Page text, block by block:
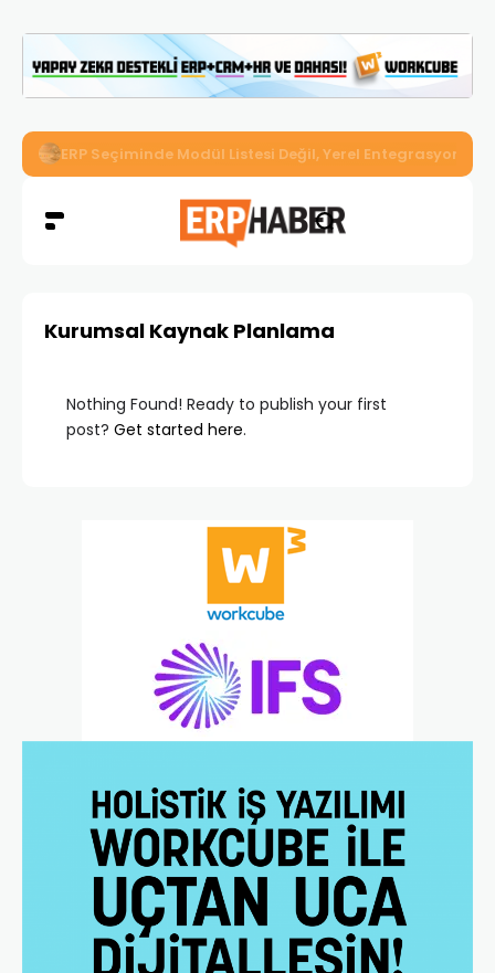
İkizler Aydınlatma, Workcube ERP ile Üretim, Satış ve
Kurumsal Kaynak Planlama
Nothing Found! Ready to publish your first
post? Get started here.